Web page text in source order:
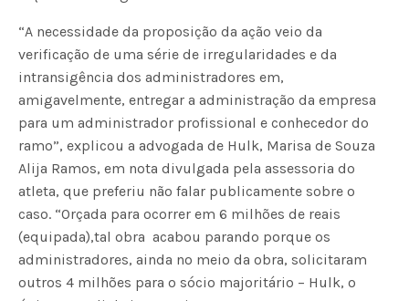
“A necessidade da proposição da ação veio da
verificação de uma série de irregularidades e da
intransigência dos administradores em,
amigavelmente, entregar a administração da empresa
para um administrador profissional e conhecedor do
ramo”, explicou a advogada de Hulk, Marisa de Souza
Alija Ramos, em nota divulgada pela assessoria do
atleta, que preferiu não falar publicamente sobre o
caso. “Orçada para ocorrer em 6 milhões de reais
(equipada),tal obra acabou parando porque os
administradores, ainda no meio da obra, solicitaram
outros 4 milhões para o sócio majoritário – Hulk, o